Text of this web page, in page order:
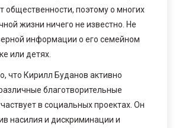
общественности, поэтому о многих
жизни ничего не известно. Не
информации о его семейном
или детях.
что Кирилл Буданов активно
благотворительные
в социальных проектах. Он
насилия и дискриминации и